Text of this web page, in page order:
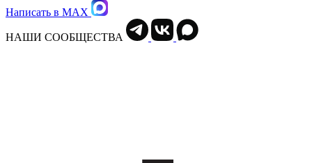
Написать в MAX
НАШИ СООБЩЕСТВА